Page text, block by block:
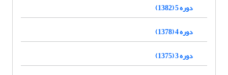
دوره 5 (1382)
دوره 4 (1378)
دوره 3 (1375)